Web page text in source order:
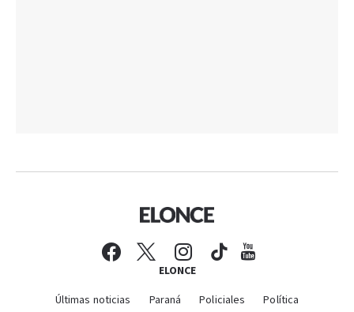
ELONCE
Últimas noticias Paraná Policiales Política